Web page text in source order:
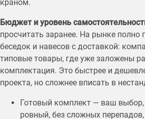
краном.
Бюджет и уровень
просчитать заранее. На рынке полно
беседок и навесов с доставкой:
типовые товары, где уже заложены
комплектация. Это быстрее и
проекта, но сложнее вписать в
Готовый комплект — ваш выбор,
ровный, без сложных